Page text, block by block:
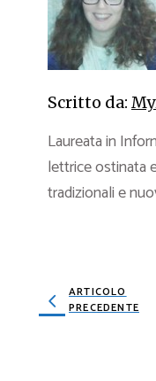
Scritto da:
Laureata in
lettrice ostinata
tradizionali e
ARTICOLO
PRECEDENTE